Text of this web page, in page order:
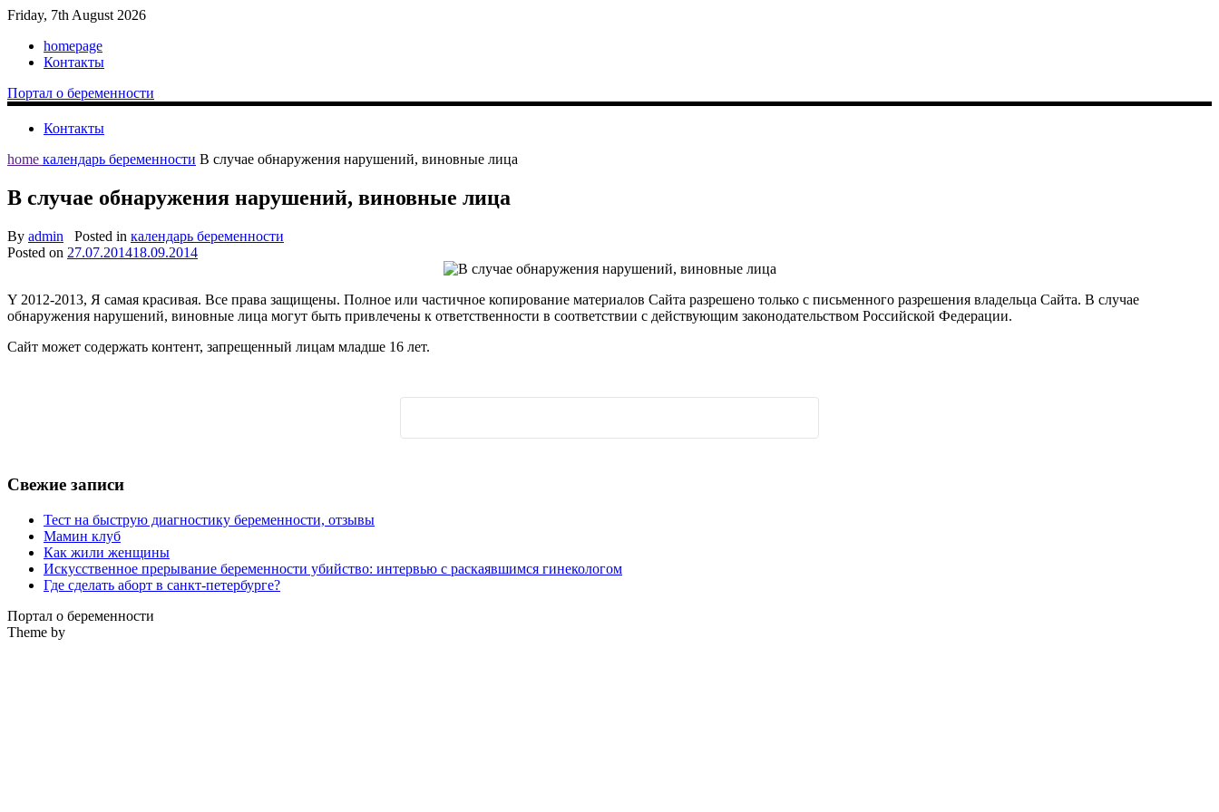
Friday, 7th August 2026
homepage
Контакты
Портал о беременности
Контакты
home календарь беременности В случае обнаружения нарушений, виновные лица
В случае обнаружения нарушений, виновные лица
By admin Posted in календарь беременности
Posted on 27.07.201418.09.2014
Y 2012-2013, Я самая красивая. Все права защищены. Полное или частичное копирование материалов Сайта разрешено только с письменного разрешения владельца Сайта. В случае
обнаружения нарушений, виновные лица могут быть привлечены к ответственности в соответствии с действующим законодательством Российской Федерации.
Сайт может содержать контент, запрещенный лицам младше 16 лет.
Свежие записи
Тест на быструю диагностику беременности, отзывы
Мамин клуб
Как жили женщины
Искусственное прерывание беременности убийство: интервью с раскаявшимся гинекологом
Где сделать аборт в санкт-петербурге?
Портал о беременности
Theme by